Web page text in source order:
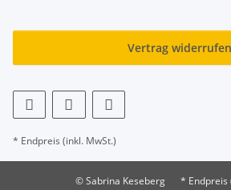
Vertrag widerrufen
* Endpreis (inkl. MwSt.)
© Sabrina Keseberg
* Endpreis